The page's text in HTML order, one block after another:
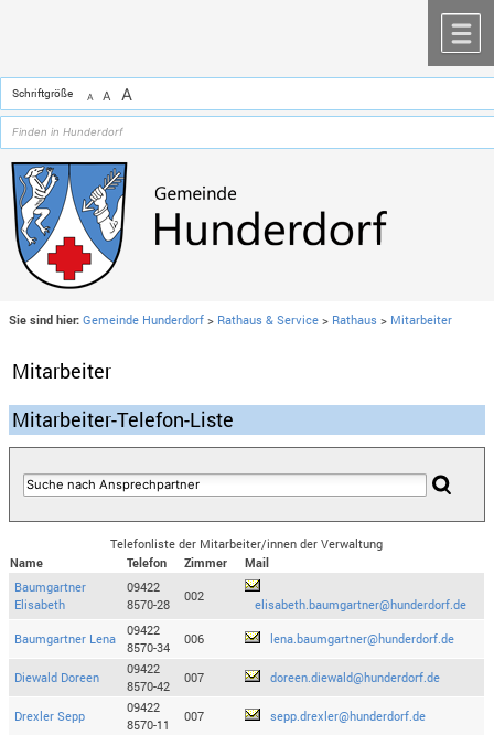
Schriftgröße A A A
Sie sind hier: Gemeinde Hunderdorf > Rathaus & Service > Rathaus > Mitarbeiter
Mitarbeiter
Mitarbeiter-Telefon-Liste
Telefonliste der Mitarbeiter/innen der Verwaltung
Name
Telefon Zimmer
Mail
Baumgartner
Elisabeth
09422
8570-28
002
elisabeth.baumgartner@hunderdorf.de
Baumgartner Lena
09422
8570-34
006 lena.baumgartner@hunderdorf.de
Diewald Doreen
09422
8570-42
007 doreen.diewald@hunderdorf.de
Drexler Sepp
09422
8570-11
007 sepp.drexler@hunderdorf.de